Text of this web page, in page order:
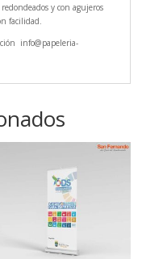
y con agujeros
facilidad.
info@papeleria-